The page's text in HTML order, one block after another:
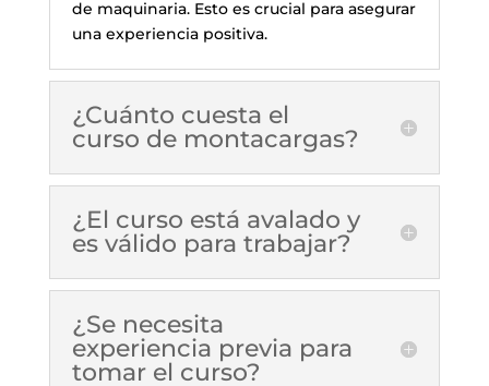
de maquinaria. Esto es crucial para asegurar
una experiencia positiva.
¿Cuánto cuesta el
curso de montacargas?
¿El curso está avalado y
es válido para trabajar?
¿Se necesita
experiencia previa para
tomar el curso?